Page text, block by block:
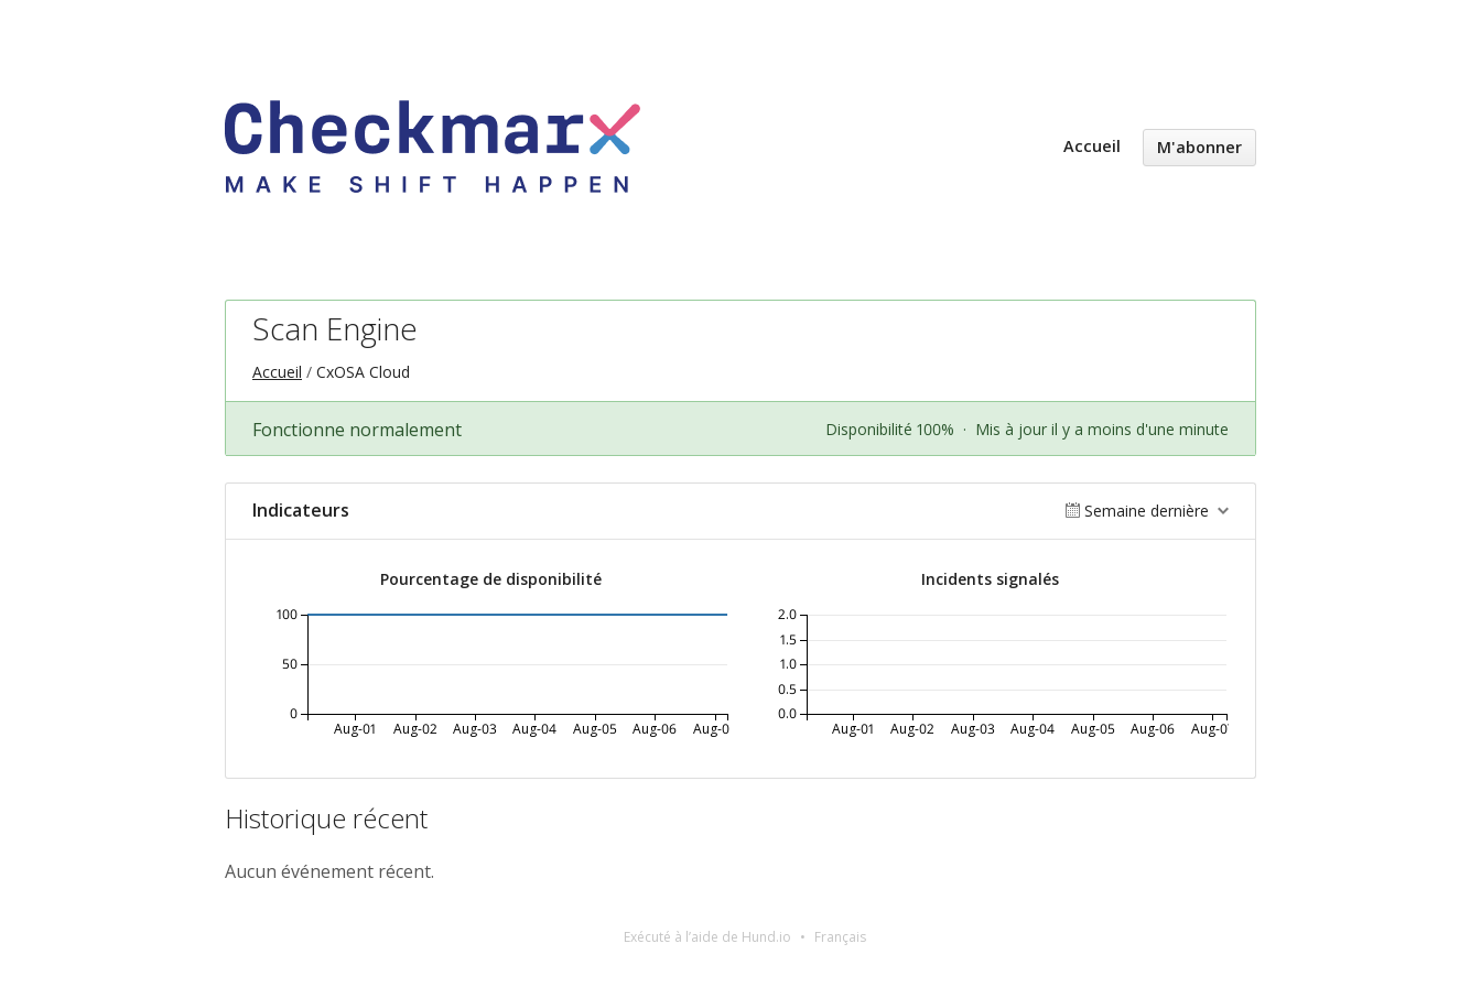
Accueil M'abonner
Scan Engine
Accueil CxOSA Cloud
Fonctionne normalement Disponibilité 100% · Mis à jour il y a moins d'une minute
Indicateurs Semaine dernière
Pourcentage de disponibilité
Aug-01 Aug-02 Aug-03 Aug-04 Aug-05 Aug-06 Aug-07
0
50
100
Incidents signalés
Aug-01 Aug-02 Aug-03 Aug-04 Aug-05 Aug-06 Aug-07
0.0
0.5
1.0
1.5
2.0
Historique récent
Aucun événement récent.
Exécuté à l’aide de Hund.io Français